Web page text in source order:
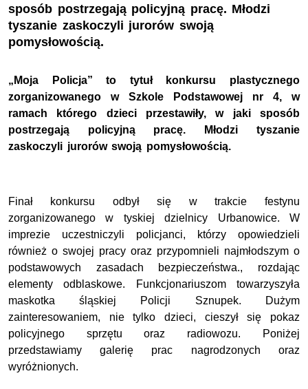
sposób postrzegają policyjną pracę. Młodzi
tyszanie zaskoczyli jurorów swoją
pomysłowością.
„Moja Policja” to tytuł konkursu plastycznego
zorganizowanego w Szkole Podstawowej nr 4, w
ramach którego dzieci przestawiły, w jaki sposób
postrzegają policyjną pracę. Młodzi tyszanie
zaskoczyli jurorów swoją pomysłowością.
Finał konkursu odbył się w trakcie festynu
zorganizowanego w tyskiej dzielnicy Urbanowice. W
imprezie uczestniczyli policjanci, którzy opowiedzieli
również o swojej pracy oraz przypomnieli najmłodszym o
podstawowych zasadach bezpieczeństwa., rozdając
elementy odblaskowe. Funkcjonariuszom towarzyszyła
maskotka śląskiej Policji Sznupek. Dużym
zainteresowaniem, nie tylko dzieci, cieszył się pokaz
policyjnego sprzętu oraz radiowozu. Poniżej
przedstawiamy galerię prac nagrodzonych oraz
wyróżnionych.